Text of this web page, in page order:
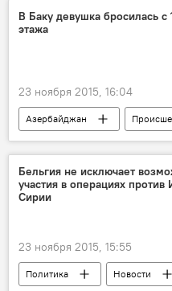
В Баку девушка бросилась с
этажа
23 ноября 2015, 16:04
Азербайджан
Новости
ЖИЗНЬ
Бельгия не исключает
участия в операциях против
Сирии
23 ноября 2015, 15:55
Политика Новости